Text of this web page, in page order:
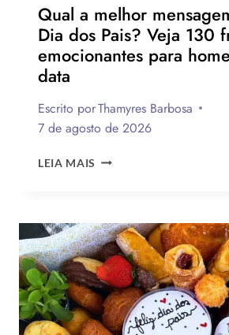
Qual a melhor
Dia dos Pais? Veja 130
emocionantes para
data
Escrito porThamyres Barbosa
7 de agosto de 2026
LEIA MAIS QUAL
PARA
O
DIA
DOS
PAIS?
VEJA
130